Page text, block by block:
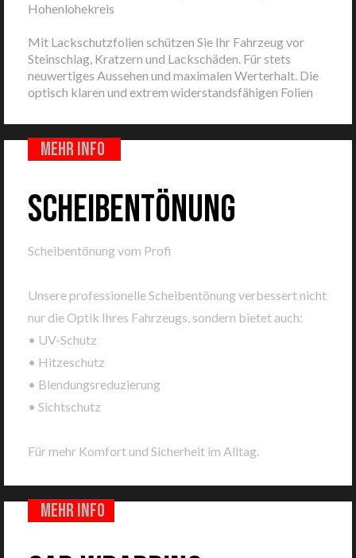
Hohenlohekreis
Mit Lackschutzfolien schützen Sie Ihr Fahrzeug vor
Steinschlag, Kratzern und Lackschäden. Für stets
neuwertiges Aussehen und maximalen Werterhalt. Die
optisch klaren und extrem widerstandsfähigen Folien
mehr info
SCHEIBENTÖNUNG
Scheibentönung vom Profi
Unsere professionelle Scheibentönung verbessert nicht
nur die Optik Ihres Fahrzeugs, sondern bietet auch:
• UV-Schutz
• Hitzeschutz
• Blendungsreduzierung
• Sichtschutz
Für mehr Komfort und Sicherheit im Alltag.
Mehr info